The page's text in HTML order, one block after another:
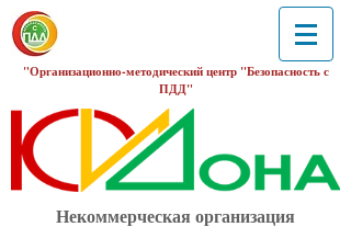
"Организационно-методический центр "Безопасность с
ПДД"
Некоммерческая организация